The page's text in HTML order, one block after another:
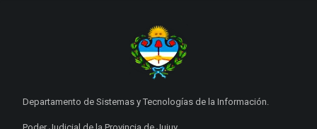
Departamento de Sistemas y Tecnologías de la Información.
Poder Judicial de la Provincia de Jujuy